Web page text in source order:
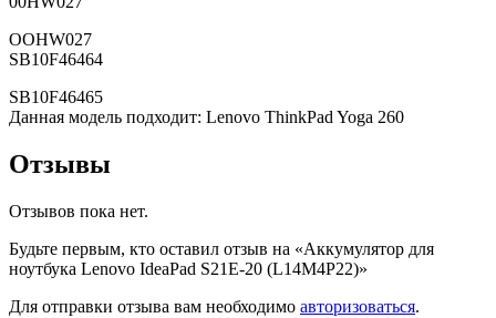
OOHW027
SB10F46464
SB10F46465
Данная модель подходит: Lenovo ThinkPad Yoga 260
Отзывы
Отзывов пока нет.
Будьте первым, кто оставил отзыв на «Аккумулятор для
ноутбука Lenovo IdeaPad S21E-20 (L14M4P22)»
Для отправки отзыва вам необходимо авторизоваться.